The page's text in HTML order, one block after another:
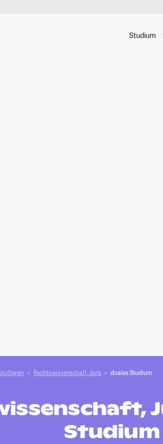
Studium
Rechtswissenschaft, Jura duales Studium
Studium